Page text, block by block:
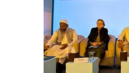
আজকের বাজারে
কবে হবে মেডিকেল